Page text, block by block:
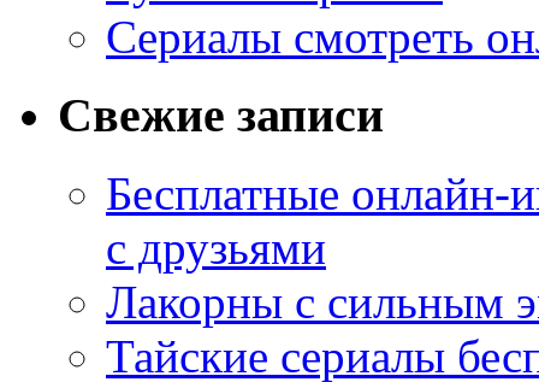
Сериалы смотреть
Свежие записи
Бесплатные
с друзьями
Лакорны с сильным
Тайские сериалы